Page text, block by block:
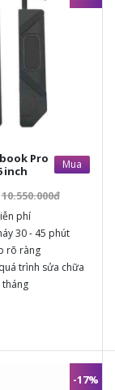
Pro
inch
Mua
10.550.000đ
phí
30 - 45 phút
rõ ràng
trình sửa chữa
tháng
-17%